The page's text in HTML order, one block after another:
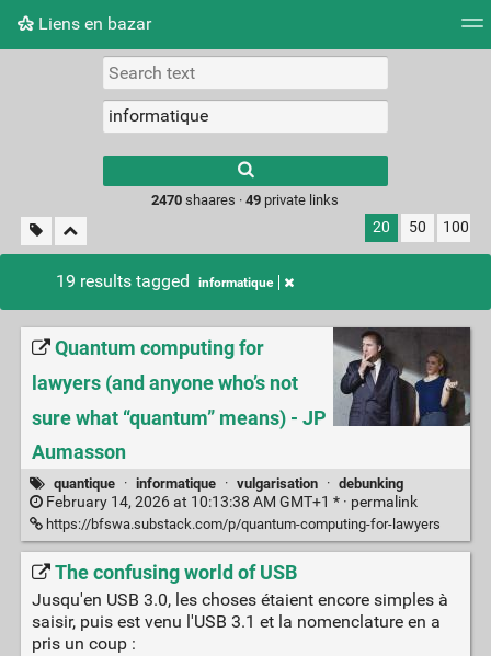
Liens en bazar
Picture wall
2470 shaares ·49 private links
20 50 100
19 results tagged informatique
Quantum computing for
lawyers (and anyone who’s not
sure what “quantum” means) - JP
Aumasson
quantique · informatique · vulgarisation · debunking
February 14, 2026 at 10:13:38 AM GMT+1 * · permalink
https://bfswa.substack.com/p/quantum-computing-for-lawyers
The confusing world of USB
Jusqu'en USB 3.0, les choses étaient encore simples à
saisir, puis est venu l'USB 3.1 et la nomenclature en a
pris un coup :